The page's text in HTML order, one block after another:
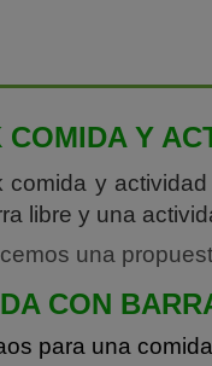
COMIDA Y
comida y
libre y una
una
CON
para una